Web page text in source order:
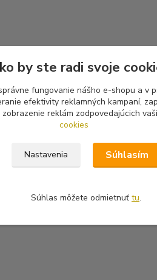
by ste radi svoje
fungovanie nášho e-shopu a v
efektivity reklamných kampaní,
reklám zodpovedajúcich
cookies
Nastavenia Súhlasím
Súhlas môžete odmietnuť tu.